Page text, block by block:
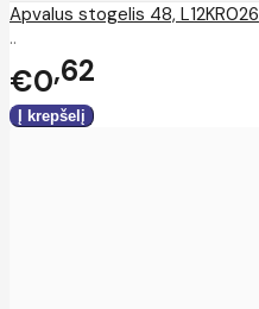
Apvalus stogelis 48, L12KR026
..
€0 62